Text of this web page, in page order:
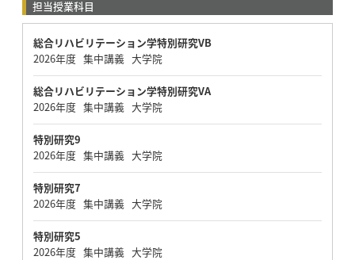
担当授業科目
総合リハビリテーション学特別研究VB
2026年度 集中講義 大学院
総合リハビリテーション学特別研究VA
2026年度 集中講義 大学院
特別研究9
2026年度 集中講義 大学院
特別研究7
2026年度 集中講義 大学院
特別研究5
2026年度 集中講義 大学院